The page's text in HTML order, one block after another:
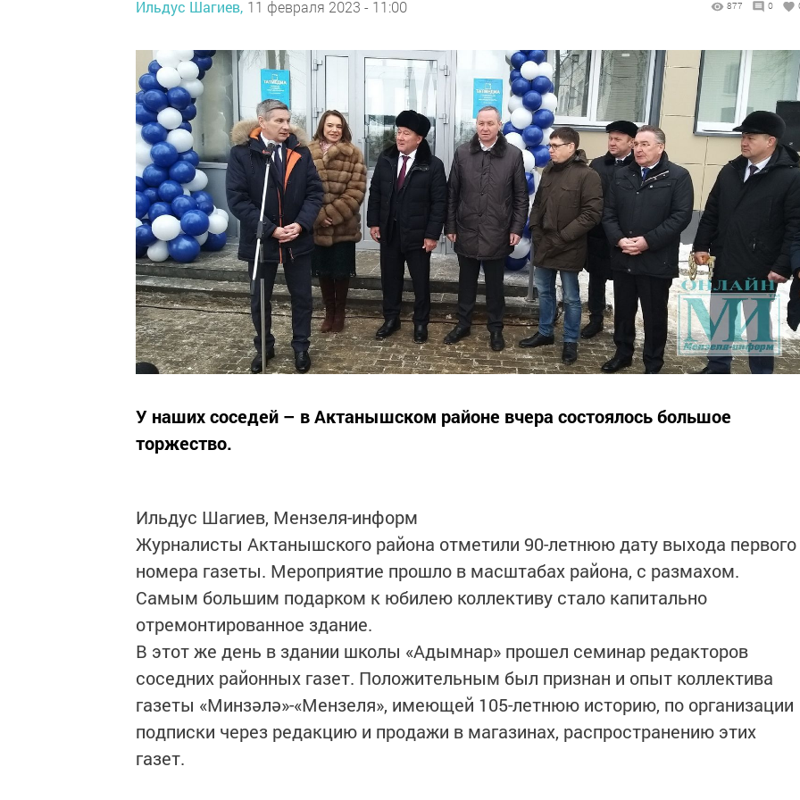
Ильдус Шагиев, 11 февраля 2023 - 11:00 877 0
У наших соседей – в Актанышском районе вчера состоялось большое
торжество.
Ильдус Шагиев, Мензеля-информ
Журналисты Актанышского района отметили 90-летнюю дату выхода первого
номера газеты. Мероприятие прошло в масштабах района, с размахом.
Самым большим подарком к юбилею коллективу стало капитально
отремонтированное здание.
В этот же день в здании школы «Адымнар» прошел семинар редакторов
соседних районных газет. Положительным был признан и опыт коллектива
газеты «Минзәлә»-«Мензеля», имеющей 105-летнюю историю, по организации
подписки через редакцию и продажи в магазинах, распространению этих
газет.